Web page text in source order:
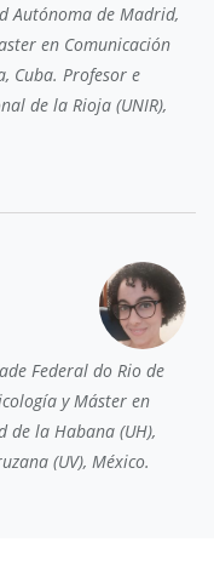
Autónoma de Madrid,
en Comunicación
Cuba. Profesor e
de la Rioja (UNIR),
Federal do Rio de
y Máster en
de la Habana (UH),
(UV), México.